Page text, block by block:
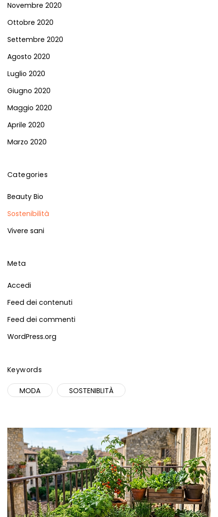
Novembre 2020
Ottobre 2020
Settembre 2020
Agosto 2020
Luglio 2020
Giugno 2020
Maggio 2020
Aprile 2020
Marzo 2020
Categories
Beauty Bio
Sostenibilità
Vivere sani
Meta
Accedi
Feed dei contenuti
Feed dei commenti
WordPress.org
Keywords
MODA SOSTENIBLITÀ